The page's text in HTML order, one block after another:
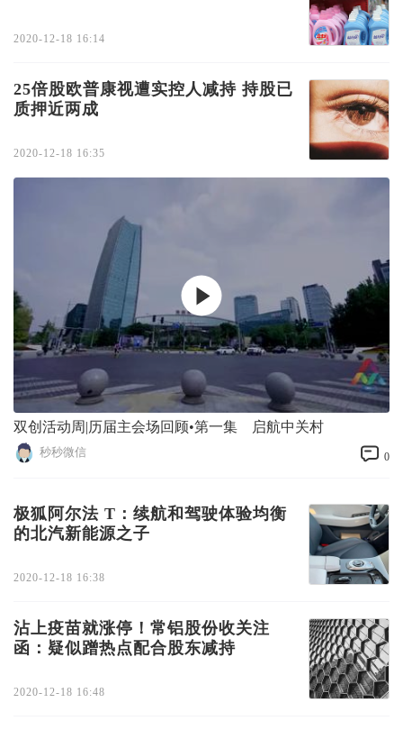
2020-12-18 16:14
25倍股欧普康视遭实控人减持 持股已
质押近两成
2020-12-18 16:35
双创活动周|历届主会场回顾•第一集 启航中关村
秒秒微信 0
极狐阿尔法 T：续航和驾驶体验均衡
的北汽新能源之子
2020-12-18 16:38
沾上疫苗就涨停！常铝股份收关注
函：疑似蹭热点配合股东减持
2020-12-18 16:48